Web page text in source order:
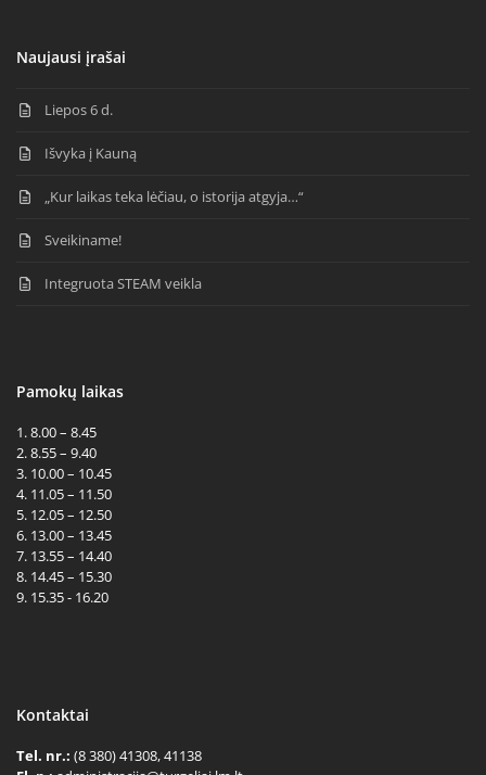
Naujausi įrašai
Liepos 6 d.
Išvyka į Kauną
„Kur laikas teka lėčiau, o istorija atgyja…“
Sveikiname!
Integruota STEAM veikla
Pamokų laikas
1. 8.00 – 8.45
2. 8.55 – 9.40
3. 10.00 – 10.45
4. 11.05 – 11.50
5. 12.05 – 12.50
6. 13.00 – 13.45
7. 13.55 – 14.40
8. 14.45 – 15.30
9. 15.35 - 16.20
Kontaktai
Tel. nr.: (8 380) 41308, 41138